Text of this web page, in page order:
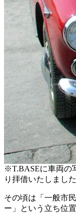
※T.BASEに車両の
り拝借いたしました
その頃は「一般市
ー」という立ち位